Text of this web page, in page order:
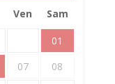
Ven Sam
01
07
08